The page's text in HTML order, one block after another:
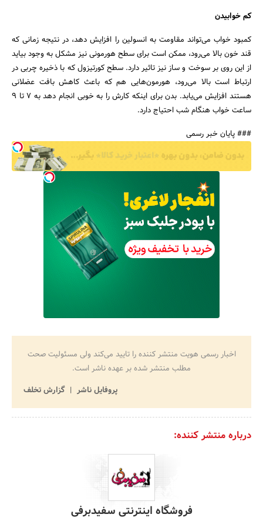
کم خوابیدن
کمبود خواب می‌تواند مقاومت به انسولین را افزایش دهد، در نتیجه زمانی که
قند خون بالا می‌رود، ممکن است برای سطح هورمونی نیز مشکل به وجود بیاید
از این روی بر سوخت و ساز نیز تاثیر دارد. سطح کورتیزول که با ذخیره چربی در
ارتباط است بالا می‌رود، هورمون‌هایی هم که باعث کاهش بافت عضلانی
هستند افزایش می‌یابد. بدن برای اینکه کارش را به خوبی انجام دهد به 7 تا 9
ساعت خواب هنگام شب احتیاج دارد.
### پایان خبر رسمی
اخبار رسمی هویت منتشر کننده را تایید می‌کند ولی مسئولیت صحت
مطلب منتشر شده بر عهده ناشر است.
پروفایل ناشر
گزارش تخلف
درباره منتشر کننده:
فروشگاه اینترنتی سفیدبرفی